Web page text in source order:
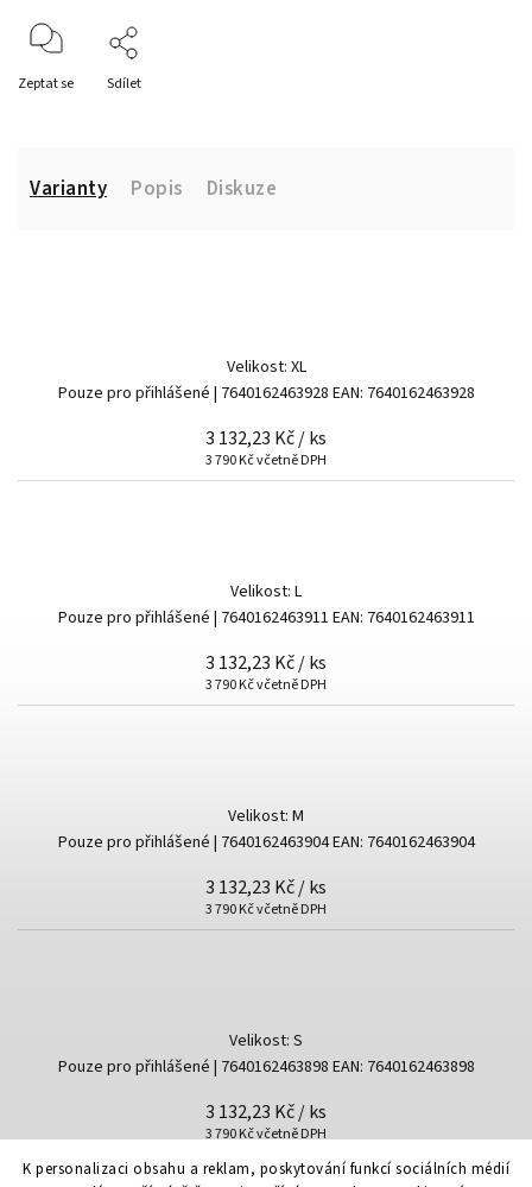
K personalizaci obsahu a reklam, poskytování funkcí sociálních médií
Zeptat se Sdílet
Varianty Popis Diskuze
Velikost: XL
Pouze pro přihlášené | 7640162463928 EAN: 7640162463928
3 132,23 Kč/ ks
3 790 Kč včetně DPH
Velikost: L
Pouze pro přihlášené | 7640162463911 EAN: 7640162463911
3 132,23 Kč/ ks
3 790 Kč včetně DPH
Velikost: M
Pouze pro přihlášené | 7640162463904EAN: 7640162463904
3 132,23 Kč/ ks
3 790 Kč včetně DPH
Velikost: S
Pouze pro přihlášené | 7640162463898 EAN: 7640162463898
3 132,23 Kč/ ks
3 790 Kč včetně DPH